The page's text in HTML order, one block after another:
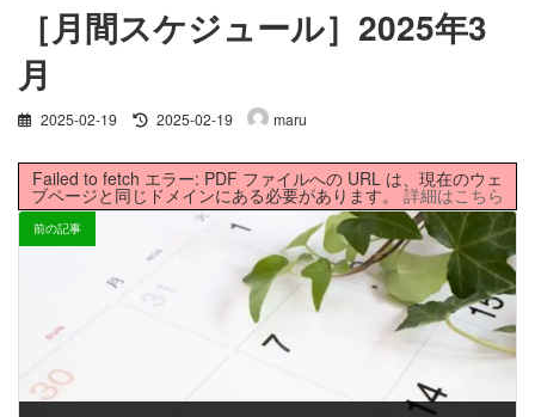
［月間スケジュール］2025年3
月
2025-02-19
最
更
新
日
:
2025-02-19 maru
Failed to fetch エラー: PDF ファイルへの URL は、現在のウェ
ブページと同じドメインにある必要があります。詳細はこちら
前の記事